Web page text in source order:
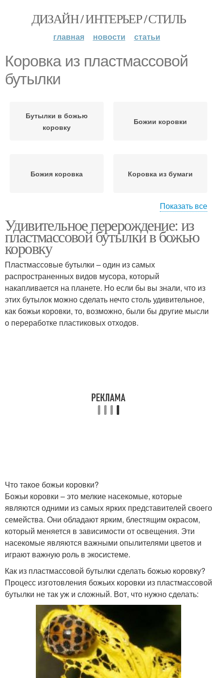
ДИЗАЙН / ИНТЕРЬЕР / СТИЛЬ
главная новости статьи
Коровка из пластмассовой
бутылки
Бутылки в божью
коровку
Божии коровки
Божия коровка Коровка из бумаги
коровке
Коровки в сад
Показать все
Удивительное перерождение: из
пластмассовой бутылки в божью
коровку
Пластмассовые бутылки – один из самых
распространенных видов мусора, который
накапливается на планете. Но если бы вы знали, что из
этих бутылок можно сделать нечто столь удивительное,
как божьи коровки, то, возможно, были бы другие мысли
о переработке пластиковых отходов.
Что такое божьи коровки?
Божьи коровки – это мелкие насекомые, которые
являются одними из самых ярких представителей своего
семейства. Они обладают ярким, блестящим окрасом,
который меняется в зависимости от освещения. Эти
насекомые являются важными опылителями цветов и
играют важную роль в экосистеме.
Как из пластмассовой бутылки сделать божью коровку?
Процесс изготовления божьих коровки из пластмассовой
бутылки не так уж и сложный. Вот, что нужно сделать: